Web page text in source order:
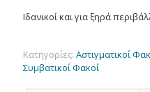
Ιδανικοί και για ξηρά
Κατηγορίες: Αστιγματικοί
Συμβατικοί Φακοί